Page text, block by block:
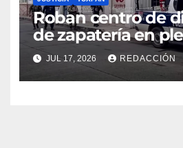
Roban centro de
de zapatería en
JUL 17, 2026 REDACCIÓN